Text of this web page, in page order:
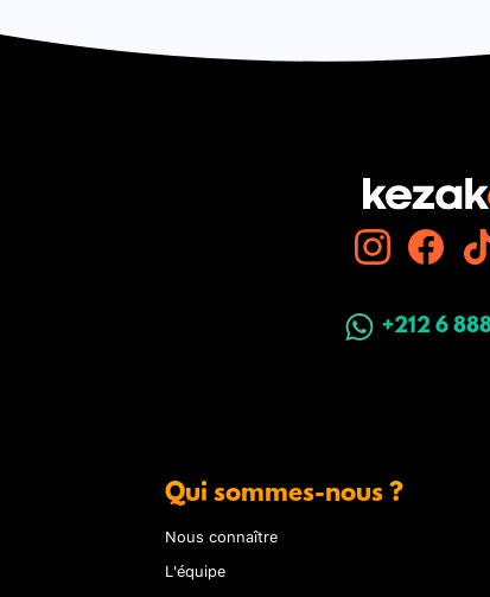
+212 6
Qui sommes-nous ?
Nous connaître
L'équipe